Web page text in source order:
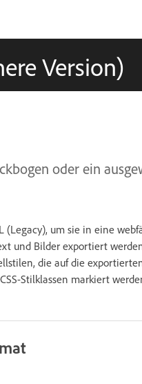
Version)
oder ein
um sie in eine
und Bilder exportiert
die auf die
Stilklassen markiert